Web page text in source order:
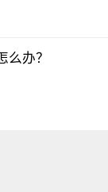
办？